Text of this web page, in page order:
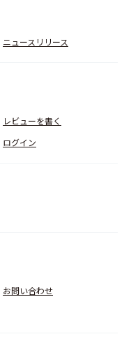
ニュースリリース
レビューを書く
ログイン
お問い合わせ